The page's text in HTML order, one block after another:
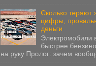
Сколько теряют
цифры,
деньги
Электромобили
быстрее
на руку Пролог: зачем